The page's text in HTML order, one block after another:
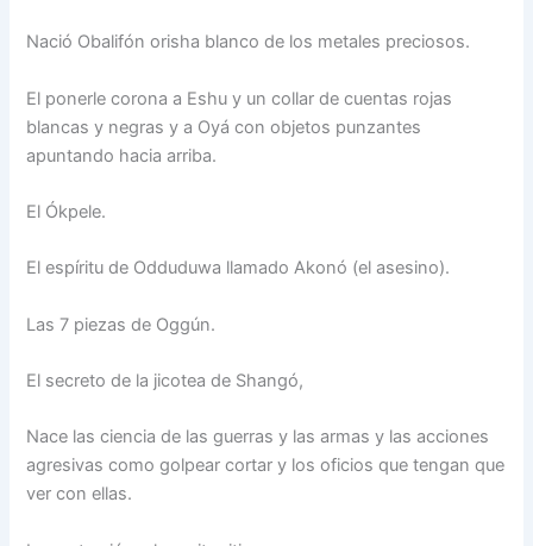
Nació Obalifón orisha blanco de los metales preciosos.
El ponerle corona a Eshu y un collar de cuentas rojas
blancas y negras y a Oyá con objetos punzantes
apuntando hacia arriba.
El Ókpele.
El espíritu de Odduduwa llamado Akonó (el asesino).
Las 7 piezas de Oggún.
El secreto de la jicotea de Shangó,
Nace las ciencia de las guerras y las armas y las acciones
agresivas como golpear cortar y los oficios que tengan que
ver con ellas.